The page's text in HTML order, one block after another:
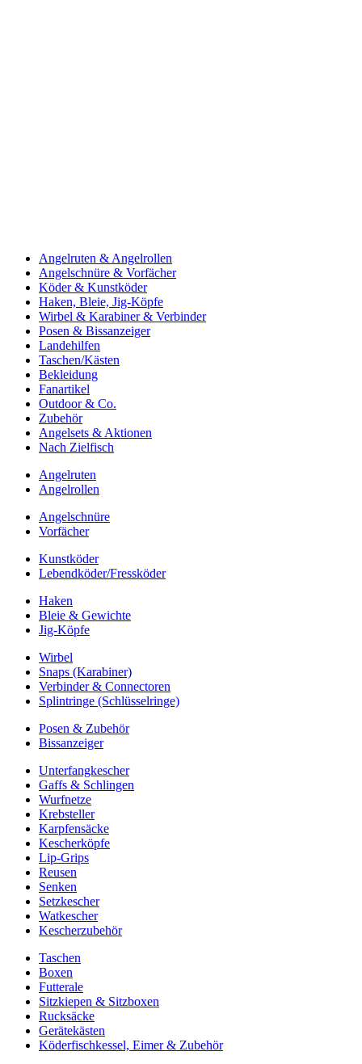
Angelruten & Angelrollen
Angelschnüre & Vorfächer
Köder & Kunstköder
Haken, Bleie, Jig-Köpfe
Wirbel & Karabiner & Verbinder
Posen & Bissanzeiger
Landehilfen
Taschen/Kästen
Bekleidung
Fanartikel
Outdoor & Co.
Zubehör
Angelsets & Aktionen
Nach Zielfisch
Angelruten
Angelrollen
Angelschnüre
Vorfächer
Kunstköder
Lebendköder/Fressköder
Haken
Bleie & Gewichte
Jig-Köpfe
Wirbel
Snaps (Karabiner)
Verbinder & Connectoren
Splintringe (Schlüsselringe)
Posen & Zubehör
Bissanzeiger
Unterfangkescher
Gaffs & Schlingen
Wurfnetze
Krebsteller
Karpfensäcke
Kescherköpfe
Lip-Grips
Reusen
Senken
Setzkescher
Watkescher
Kescherzubehör
Taschen
Boxen
Futterale
Sitzkiepen & Sitzboxen
Rucksäcke
Gerätekästen
Köderfischkessel, Eimer & Zubehör